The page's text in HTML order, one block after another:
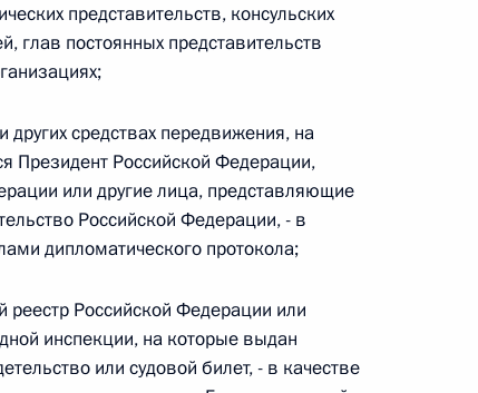
ФЗ
Федерации об административных
ФЗ
Федерации и Правительством
с драгоценными металлами,
представительств, консульских
глав постоянных представительств
других средствах передвижения, на
Президент Российской Федерации,
или другие лица, представляющие
Российской Федерации, - в
дипломатического протокола;
реестр Российской Федерации или
инспекции, на которые выдан
или судовой билет, - в качестве